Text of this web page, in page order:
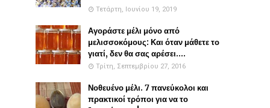
Τετάρτη, Ιουνίου 19, 2019
Αγοράστε μέλι μόνο από
μελισσοκόμους: Και όταν μάθετε το
γιατί, δεν θα σας αρέσει....
Τρίτη, Σεπτεμβρίου 27, 2016
Νοθευένο μέλι. 7 πανεύκολοι και
πρακτικοί τρόποι για να το